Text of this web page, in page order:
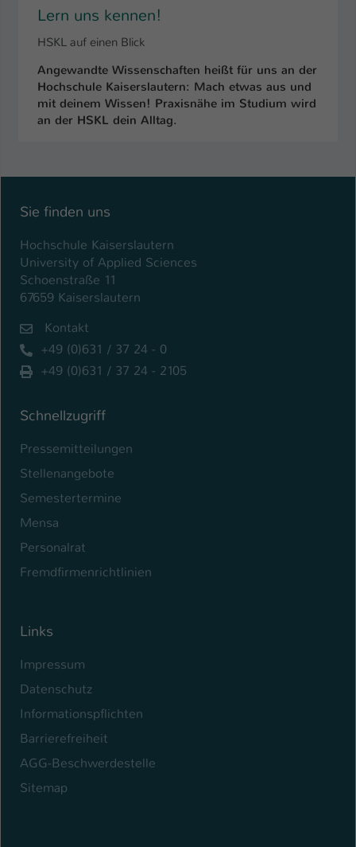
Lern uns kennen!
HSKL auf einen Blick
Angewandte Wissenschaften heißt für uns an der
Hochschule Kaiserslautern: Mach etwas aus und
mit deinem Wissen! Praxisnähe im Studium wird
an der HSKL dein Alltag.
Sie finden uns
Hochschule Kaiserslautern
University of Applied Sciences
Schoenstraße 11
67659 Kaiserslautern
Kontakt
+49 (0)631 / 37 24 - 0
+49 (0)631 / 37 24 - 2105
Schnellzugriff
Pressemitteilungen
Stellenangebote
Semestertermine
Mensa
Personalrat
Fremdfirmenrichtlinien
Links
Impressum
Datenschutz
Informationspflichten
Barrierefreiheit
AGG-Beschwerdestelle
Sitemap